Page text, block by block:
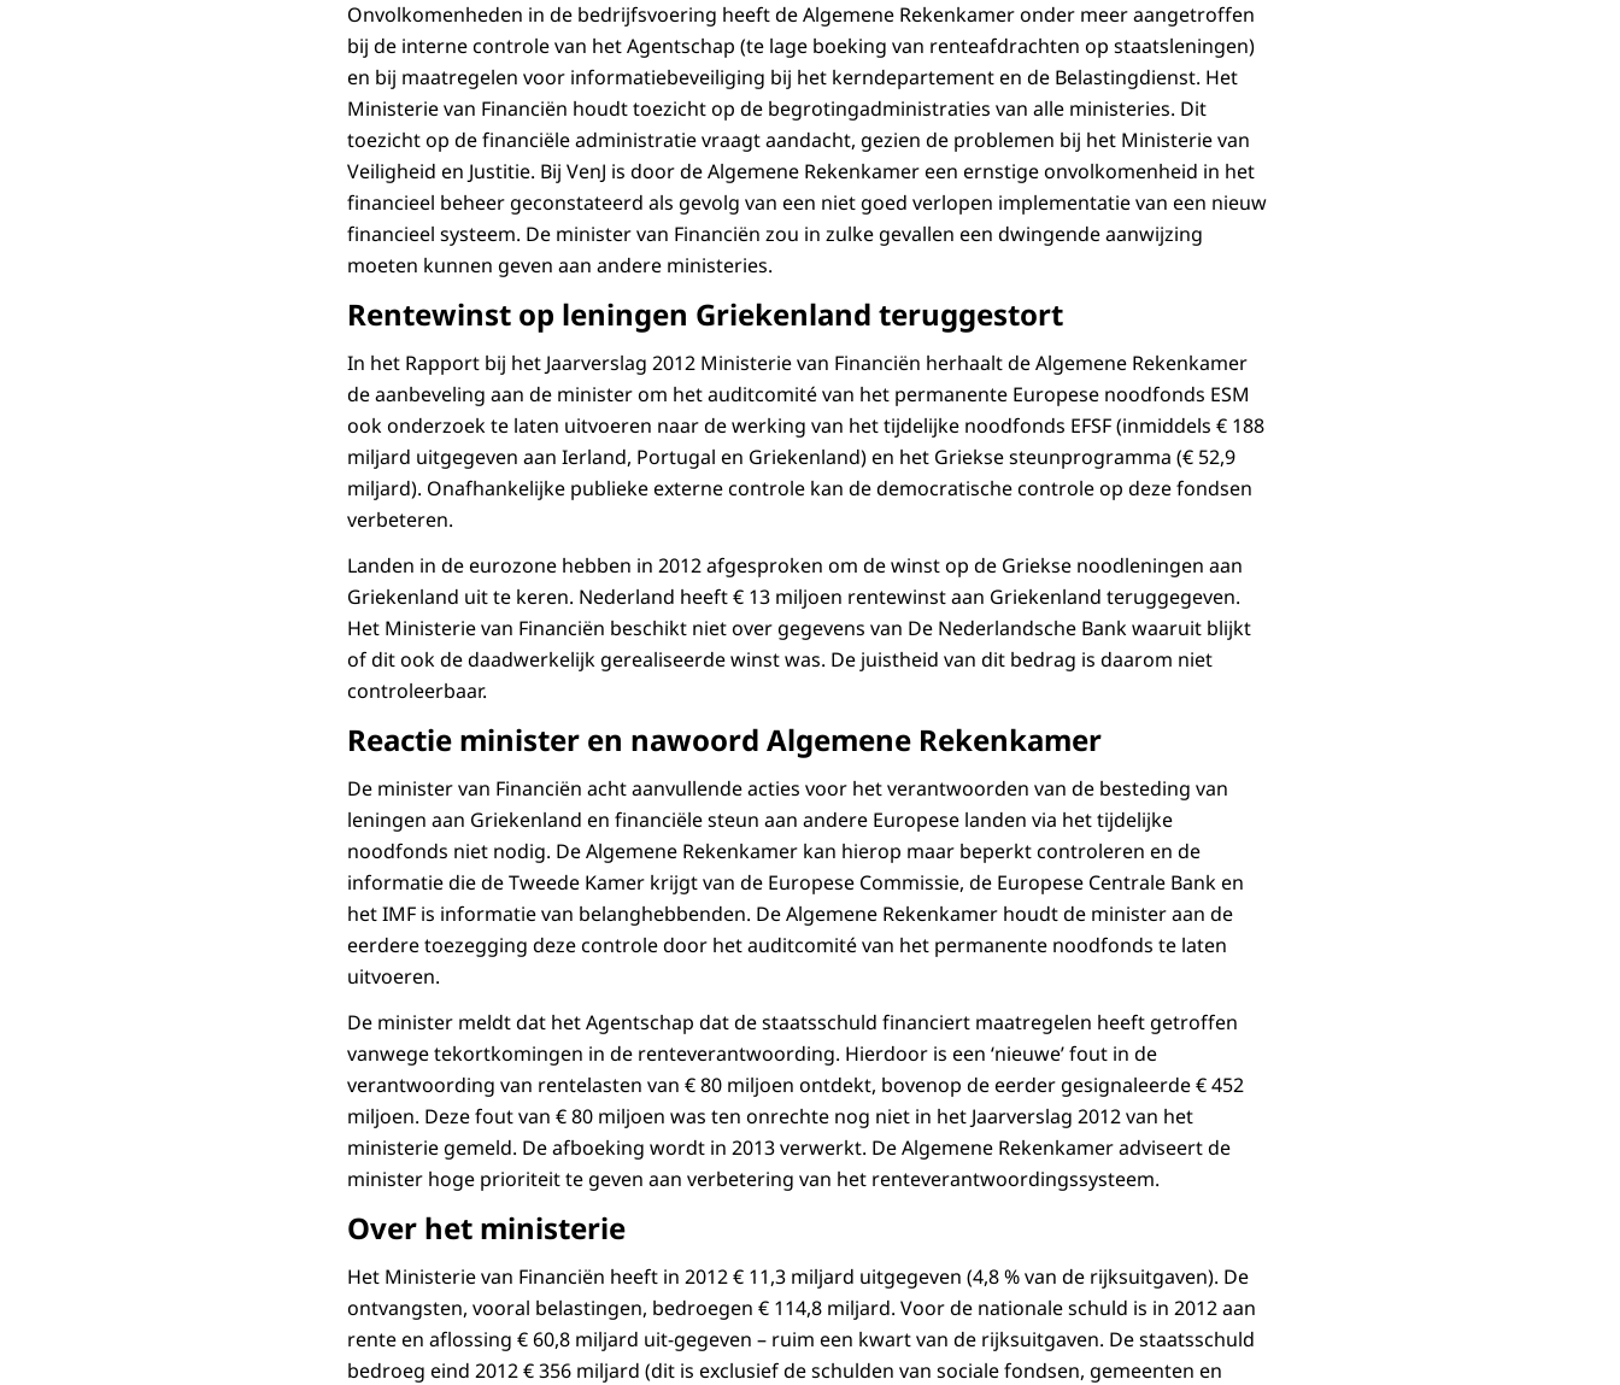
Onvolkomenheden in de bedrijfsvoering heeft de Algemene Rekenkamer onder meer aangetroffen
bij de interne controle van het Agentschap (te lage boeking van renteafdrachten op staatsleningen)
en bij maatregelen voor informatiebeveiliging bij het kerndepartement en de Belastingdienst. Het
Ministerie van Financiën houdt toezicht op de begrotingadministraties van alle ministeries. Dit
toezicht op de financiële administratie vraagt aandacht, gezien de problemen bij het Ministerie van
Veiligheid en Justitie. Bij VenJ is door de Algemene Rekenkamer een ernstige onvolkomenheid in het
financieel beheer geconstateerd als gevolg van een niet goed verlopen implementatie van een nieuw
financieel systeem. De minister van Financiën zou in zulke gevallen een dwingende aanwijzing
moeten kunnen geven aan andere ministeries.
Rentewinst op leningen Griekenland teruggestort
In het Rapport bij het Jaarverslag 2012 Ministerie van Financiën herhaalt de Algemene Rekenkamer
de aanbeveling aan de minister om het auditcomité van het permanente Europese noodfonds ESM
ook onderzoek te laten uitvoeren naar de werking van het tijdelijke noodfonds EFSF (inmiddels € 188
miljard uitgegeven aan Ierland, Portugal en Griekenland) en het Griekse steunprogramma (€ 52,9
miljard). Onafhankelijke publieke externe controle kan de democratische controle op deze fondsen
verbeteren.
Landen in de eurozone hebben in 2012 afgesproken om de winst op de Griekse noodleningen aan
Griekenland uit te keren. Nederland heeft € 13 miljoen rentewinst aan Griekenland teruggegeven.
Het Ministerie van Financiën beschikt niet over gegevens van De Nederlandsche Bank waaruit blijkt
of dit ook de daadwerkelijk gerealiseerde winst was. De juistheid van dit bedrag is daarom niet
controleerbaar.
Reactie minister en nawoord Algemene Rekenkamer
De minister van Financiën acht aanvullende acties voor het verantwoorden van de besteding van
leningen aan Griekenland en financiële steun aan andere Europese landen via het tijdelijke
noodfonds niet nodig. De Algemene Rekenkamer kan hierop maar beperkt controleren en de
informatie die de Tweede Kamer krijgt van de Europese Commissie, de Europese Centrale Bank en
het IMF is informatie van belanghebbenden. De Algemene Rekenkamer houdt de minister aan de
eerdere toezegging deze controle door het auditcomité van het permanente noodfonds te laten
uitvoeren.
De minister meldt dat het Agentschap dat de staatsschuld financiert maatregelen heeft getroffen
vanwege tekortkomingen in de renteverantwoording. Hierdoor is een ‘nieuwe’ fout in de
verantwoording van rentelasten van € 80 miljoen ontdekt, bovenop de eerder gesignaleerde € 452
miljoen. Deze fout van € 80 miljoen was ten onrechte nog niet in het Jaarverslag 2012 van het
ministerie gemeld. De afboeking wordt in 2013 verwerkt. De Algemene Rekenkamer adviseert de
minister hoge prioriteit te geven aan verbetering van het renteverantwoordingssysteem.
Over het ministerie
Het Ministerie van Financiën heeft in 2012 € 11,3 miljard uitgegeven (4,8 % van de rijksuitgaven). De
ontvangsten, vooral belastingen, bedroegen € 114,8 miljard. Voor de nationale schuld is in 2012 aan
rente en aflossing € 60,8 miljard uit-gegeven – ruim een kwart van de rijksuitgaven. De staatsschuld
bedroeg eind 2012 € 356 miljard (dit is exclusief de schulden van sociale fondsen, gemeenten en